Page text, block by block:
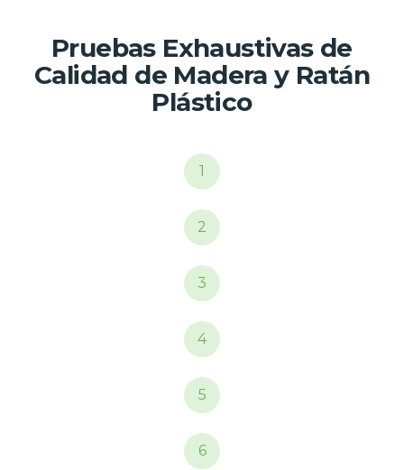
Pruebas Exhaustivas de
Calidad de Madera y Ratán
Plástico
1
2
3
4
5
6